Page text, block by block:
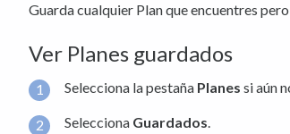
Guarda cualquier Plan que encuentres
Ver Planes guardados
Selecciona la pestaña Planes si aún
Selecciona Guardados.